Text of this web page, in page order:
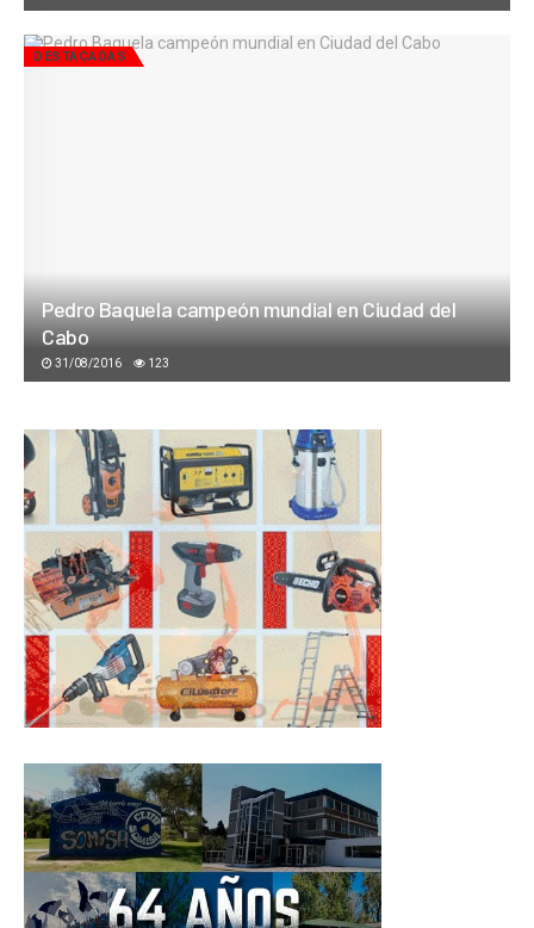
DESTACADAS
Pedro Baquela campeón mundial en Ciudad del
Cabo
31/08/2016 123